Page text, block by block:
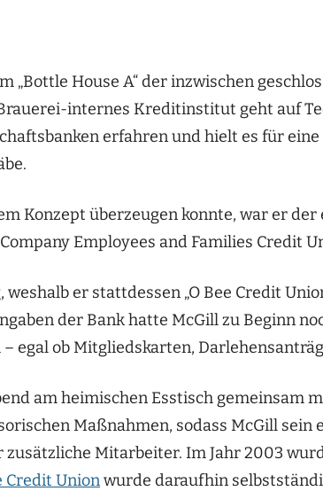
„Bottle House A“ der inzwischen
internes Kreditinstitut geht auf
erfahren und hielt es für eine
Konzept überzeugen konnte, war er
Employees and Families Credit
er stattdessen „O Bee Credit
der Bank hatte McGill zu Beginn
egal ob Mitgliedskarten,
am heimischen Esstisch gemeinsam
Maßnahmen, sodass McGill sein
Mitarbeiter. Im Jahr 2003
Credit Unionwurde daraufhin